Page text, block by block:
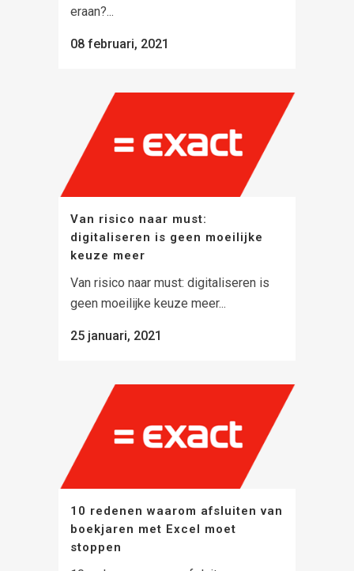
eraan?...
08 februari, 2021
Van risico naar must:
digitaliseren is geen moeilijke
keuze meer
Van risico naar must: digitaliseren is
geen moeilijke keuze meer...
25 januari, 2021
10 redenen waarom afsluiten van
boekjaren met Excel moet
stoppen